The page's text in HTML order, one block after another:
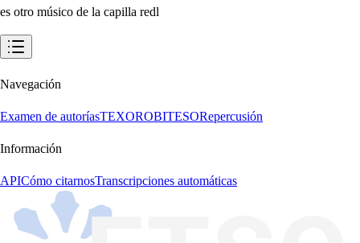
Navegación
Examen de autoríasTEXOROBITESORepercusión
Información
APICómo citarnosTranscripciones automáticas